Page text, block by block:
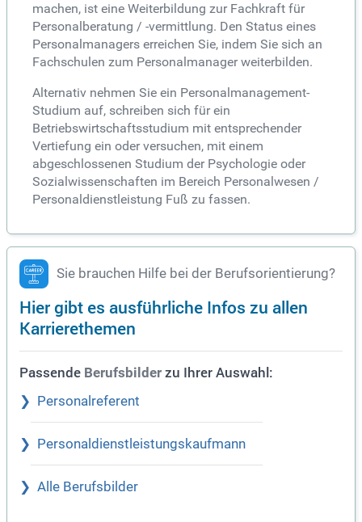
machen, ist eine Weiterbildung zur Fachkraft für
Personalberatung / -vermittlung. Den Status eines
Personalmanagers erreichen Sie, indem Sie sich an
Fachschulen zum Personalmanager weiterbilden.
Alternativ nehmen Sie ein Personalmanagement-
Studium auf, schreiben sich für ein
Betriebswirtschaftsstudium mit entsprechender
Vertiefung ein oder versuchen, mit einem
abgeschlossenen Studium der Psychologie oder
Sozialwissenschaften im Bereich Personalwesen /
Personaldienstleistung Fuß zu fassen.
Sie brauchen Hilfe bei der Berufsorientierung?
Hier gibt es ausführliche Infos zu allen
Karrierethemen
Passende Berufsbilder zu Ihrer Auswahl:
Personalreferent
Personaldienstleistungskaufmann
Alle Berufsbilder